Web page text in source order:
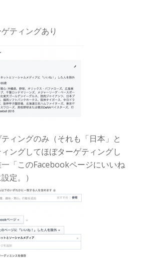
ティングあり
ィングのみ（それも「日本」と
ングしてほぼターゲティングし
「このFacebookページにいいね
定。）